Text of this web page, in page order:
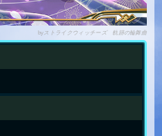
byストライクウィッチーズ 軌跡の輪舞曲